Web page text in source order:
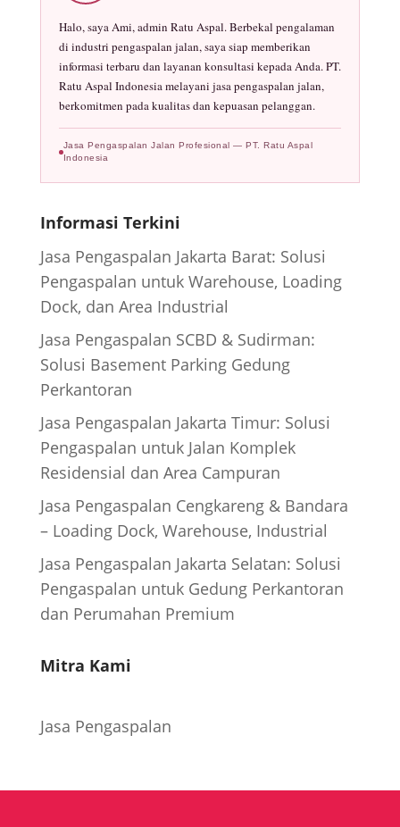
Halo, saya Ami, admin Ratu Aspal. Berbekal pengalaman
di industri pengaspalan jalan, saya siap memberikan
informasi terbaru dan layanan konsultasi kepada Anda. PT.
Ratu Aspal Indonesia melayani jasa pengaspalan jalan,
berkomitmen pada kualitas dan kepuasan pelanggan.
Jasa Pengaspalan Jalan Profesional — PT. Ratu Aspal
Indonesia
Informasi Terkini
Jasa Pengaspalan Jakarta Barat: Solusi
Pengaspalan untuk Warehouse, Loading
Dock, dan Area Industrial
Jasa Pengaspalan SCBD & Sudirman:
Solusi Basement Parking Gedung
Perkantoran
Jasa Pengaspalan Jakarta Timur: Solusi
Pengaspalan untuk Jalan Komplek
Residensial dan Area Campuran
Jasa Pengaspalan Cengkareng & Bandara
– Loading Dock, Warehouse, Industrial
Jasa Pengaspalan Jakarta Selatan: Solusi
Pengaspalan untuk Gedung Perkantoran
dan Perumahan Premium
Mitra Kami
Jasa Pengaspalan